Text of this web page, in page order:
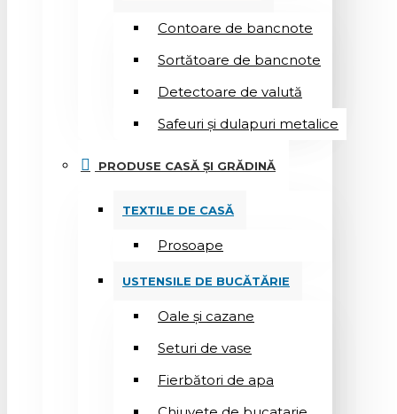
Contoare de bancnote
Sortătoare de bancnote
Detectoare de valută
Safeuri și dulapuri metalice
PRODUSE CASĂ ȘI GRĂDINĂ
TEXTILE DE CASĂ
Prosoape
USTENSILE DE BUCĂTĂRIE
Oale și cazane
Seturi de vase
Fierbători de apa